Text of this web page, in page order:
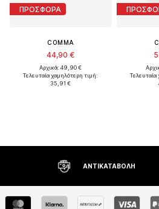
ΠΡΟΣΦΟΡΑ
COMMA
44,90 €
Αρχικά: 49,90 €
Τελευταία χαμηλότερη τιμή:
35,91 €
Τελευταία